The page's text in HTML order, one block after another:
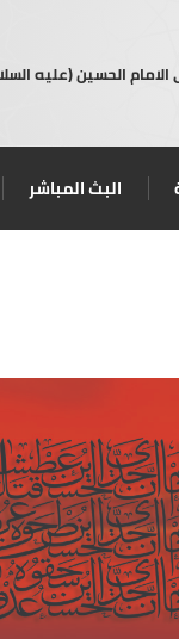
الحسين (عليه
البث المباشر